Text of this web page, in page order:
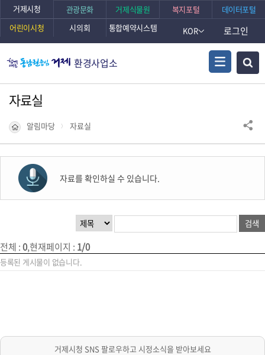
본문바로가기
거제시청 관광문화 거제식물원 복지포털
데이터포털
어린이시청
시의회 통합예약시스템 KOR 로그인
환경사업소
자료실
알림마당 자료실
자료를 확인하실 수 있습니다.
전체 :0,현재페이지 : 1/0
등록된 게시물이 없습니다.
거제시청 SNS 팔로우하고 시정소식을 받아보세요